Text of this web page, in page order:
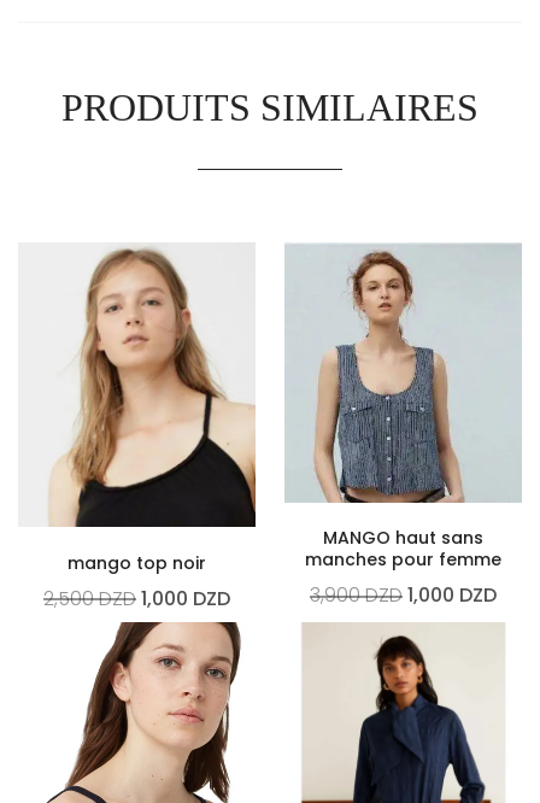
PRODUITS SIMILAIRES
mango top noir
2,500DZD1,000 DZD
MANGO haut sans
manches pour femme
3,900DZD1,000 DZD